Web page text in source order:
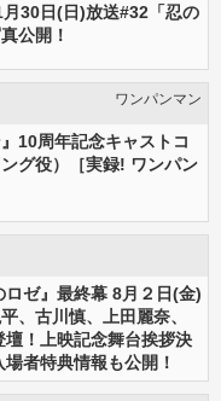
30日(日)放送#32「忍の
公開！
ワンパンマン
10周年記念キャストコ
グ役）［実録! ワンパン
ロゼ』最終幕 8月２日(金)
、古川慎、上田麗奈、
！上映記念舞台挨拶決
者特典情報も公開！